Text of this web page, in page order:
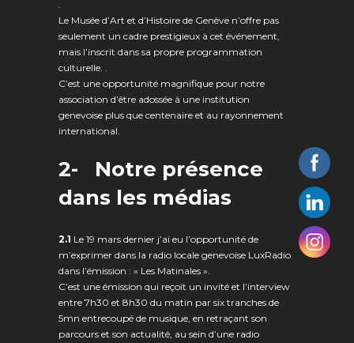
.
Le Musée d’Art et d’Histoire de Genève n’offre pas
seulement un cadre prestigieux à cet événement,
mais l’inscrit dans sa propre programmation
culturelle. .
C’est une opportunité magnifique pour notre
association d’être adossée à une institution
genevoise plus que centenaire et au rayonnement
international.
2- Notre présence
dans les médias
2.1 Le 19 mars dernier j’ai eu l’opportunité de
m’exprimer dans la radio locale genevoise LuxRadio
dans l’émission : « Les Matinales ».
C’est une émission qui reçoit un invité et l’interview
entre 7h30 et 8h30 du matin par six tranches de
5mn entrecoupé de musique, en retraçant son
parcours et son actualité, au sein d’une radio